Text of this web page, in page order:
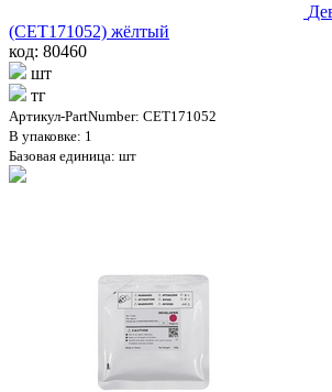
(CET171052) жёлтый
код: 80460
шт
тг
Артикул-PartNumber: CET171052
В упаковке: 1
Базовая единица: шт